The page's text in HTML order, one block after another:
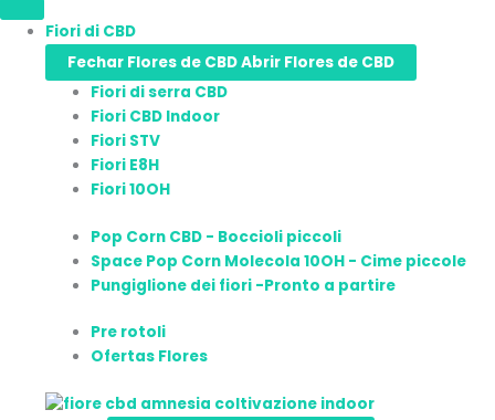
Fiori di CBD
Fechar Flores de CBDAbrir Flores de CBD
Fiori di serra CBD
Fiori CBD Indoor
Fiori STV
Fiori E8H
Fiori 10OH
Pop Corn CBD - Boccioli piccoli
Space Pop Corn Molecola 10OH - Cime piccole
Pungiglione dei fiori -Pronto a partire
Pre rotoli
Ofertas Flores